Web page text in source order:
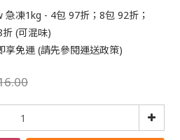
凍1kg - 4包 97折；8包 92折；
(可混味)
免運 (請先參閱運送政策)